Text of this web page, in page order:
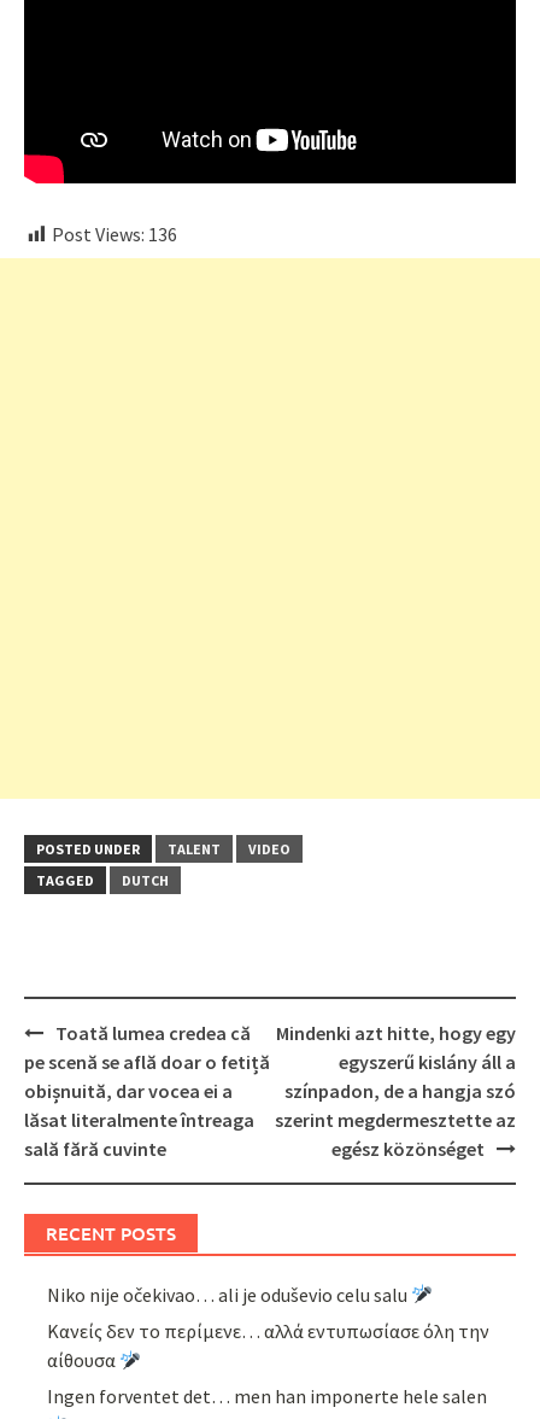
Post Views: 136
POSTED UNDER TALENT
VIDEO
TAGGED
DUTCH
Post
navigation
Toată lumea credea că
pe scenă se află doar o fetiță
obișnuită, dar vocea ei a
lăsat literalmente întreaga
sală fără cuvinte
Mindenki azt hitte, hogy egy
egyszerű kislány áll a
színpadon, de a hangja szó
szerint megdermesztette az
egész közönséget
RECENT POSTS
Niko nije očekivao… ali je oduševio celu salu
Κανείς δεν το περίμενε… αλλά εντυπωσίασε όλη την
αίθουσα
Ingen forventet det… men han imponerte hele salen